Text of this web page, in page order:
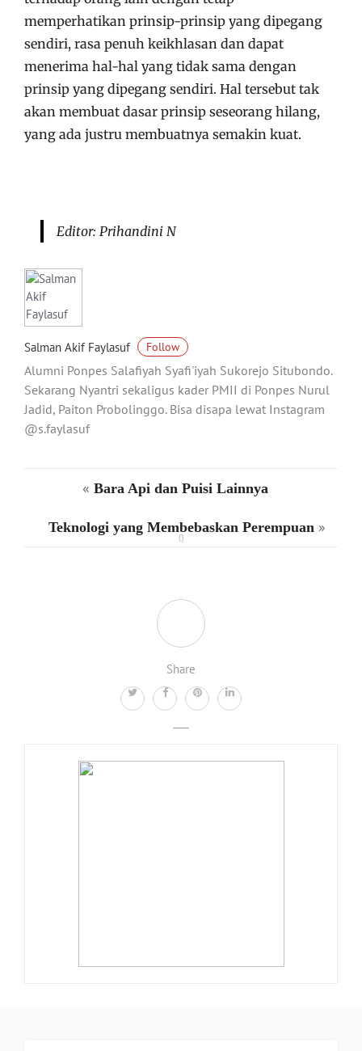
0
Share
memperhatikan prinsip-prinsip yang dipegang
sendiri, rasa penuh keikhlasan dan dapat
menerima hal-hal yang tidak sama dengan
prinsip yang dipegang sendiri. Hal tersebut tak
akan membuat dasar prinsip seseorang hilang,
yang ada justru membuatnya semakin kuat.
Editor: Prihandini N
Salman Akif Faylasuf Follow
Alumni Ponpes Salafiyah Syafi'iyah Sukorejo Situbondo.
Sekarang Nyantri sekaligus kader PMII di Ponpes Nurul
Jadid, Paiton Probolinggo. Bisa disapa lewat Instagram
@s.faylasuf
« Bara Api dan Puisi Lainnya
Teknologi yang Membebaskan Perempuan »